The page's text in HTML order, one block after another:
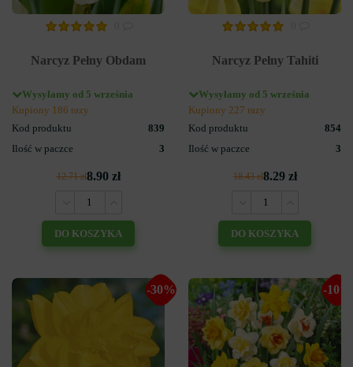
Narcyz Pełny Obdam
Wysyłamy od 5 września
Kupiony 186 razy
Kod produktu
839
Ilość w paczce
3
12.71 zł8.90 zł
DO KOSZYKA
Narcyz Pełny Tahiti
Wysyłamy od 5 września
Kupiony 227 razy
Kod produktu
854
Ilość w paczce
3
18.43 zł8.29 zł
DO KOSZYKA
-30% -10%